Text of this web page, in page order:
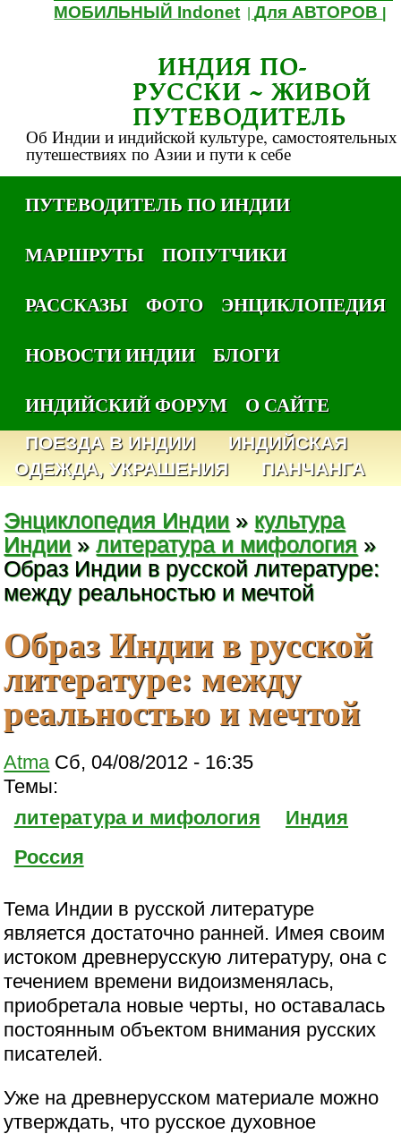
МОБИЛЬНЫЙ Indonet |Для АВТОРОВ
ИНДИЯ ПО-
РУССКИ ~ ЖИВОЙ
ПУТЕВОДИТЕЛЬ
Об Индии и индийской культуре, самостоятельных
путешествиях по Азии и пути к себе
ПУТЕВОДИТЕЛЬ ПО ИНДИИ
МАРШРУТЫ
ПОПУТЧИКИ
РАССКАЗЫ
ФОТО
ЭНЦИКЛОПЕДИЯ
НОВОСТИ ИНДИИ
БЛОГИ
ИНДИЙСКИЙ ФОРУМ
О САЙТЕ
ПОЕЗДА В ИНДИИ
ИНДИЙСКАЯ
ОДЕЖДА, УКРАШЕНИЯ
ПАНЧАНГА
Энциклопедия Индии » культура
Индии »литература и мифология »
Образ Индии в русской литературе:
между реальностью и мечтой
Образ Индии в русской
литературе: между
реальностью и мечтой
Atma Сб, 04/08/2012 - 16:35
Темы:
литература и мифология
Индия
Россия
Тема Индии в русской литературе
является достаточно ранней. Имея своим
истоком древнерусскую литературу, она с
течением времени видоизменялась,
приобретала новые черты, но оставалась
постоянным объектом внимания русских
писателей.
Уже на древнерусском материале можно
утверждать, что русское духовное